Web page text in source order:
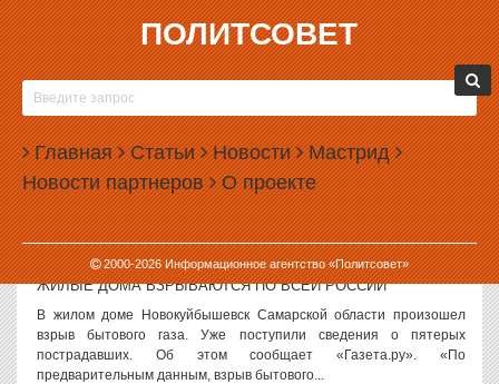
ПОЛИТСОВЕТ
Главная Статьи Новости Мастрид
Новости партнеров О проекте
2000-2026Информационное агентство «Политсовет»
14.01.2008, 15:55
РОССИЙСКО-БРИТАНСКАЯ ДИПЛОМАТИЧЕСКАЯ ВОЙНА
РАЗГОРАЕТСЯ
МИД России рассматривает возобновление работы отделений
Британского совета в Санкт-Петербурге и Екатеринбурге как
преднамеренную провокацию, направленную на нагнетание
напряженности в...
14.01.2008, 15:42
ЖИЛЫЕ ДОМА ВЗРЫВАЮТСЯ ПО ВСЕЙ РОССИИ
В жилом доме Новокуйбышевск Самарской области произошел
взрыв бытового газа. Уже поступили сведения о пятерых
пострадавших. Об этом сообщает «Газета.ру». «По
предварительным данным, взрыв бытового...